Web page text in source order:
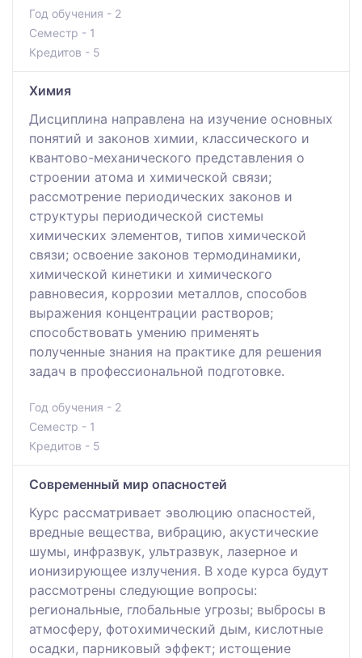
Год обучения - 2
Семестр - 1
Кредитов - 5
Химия
Дисциплина направлена на изучение основных
понятий и законов химии, классического и
квантово-механического представления о
строении атома и химической связи;
рассмотрение периодических законов и
структуры периодической системы
химических элементов, типов химической
связи; освоение законов термодинамики,
химической кинетики и химического
равновесия, коррозии металлов, способов
выражения концентрации растворов;
способствовать умению применять
полученные знания на практике для решения
задач в профессиональной подготовке.
Год обучения - 2
Семестр - 1
Кредитов - 5
Современный мир опасностей
Курс рассматривает эволюцию опасностей,
вредные вещества, вибрацию, акустические
шумы, инфразвук, ультразвук, лазерное и
ионизирующее излучения. В ходе курса будут
рассмотрены следующие вопросы:
региональные, глобальные угрозы; выбросы в
атмосферу, фотохимический дым, кислотные
осадки, парниковый эффект; истощение